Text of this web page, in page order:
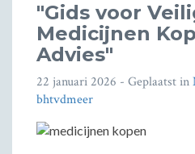
"Gids voor
Medicijnen
Advies"
22 januari 2026 - Geplaatst in
bhtvdmeer